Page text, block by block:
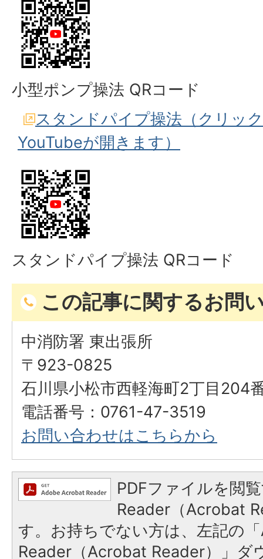
小型ポンプ操法 QRコード
スタンドパイプ操法（クリッ
YouTubeが開きます）
スタンドパイプ操法 QRコード
この記事に関するお問
中消防署 東出張所
〒923-0825
石川県小松市西軽海町2丁目204
電話番号：0761-47-3519
​​​​​​​お問い合わせはこちらから
PDFファイルを閲
Reader（Acrobat
す。お持ちでない方は、左記の
Reader（Acrobat Reader）」ダ